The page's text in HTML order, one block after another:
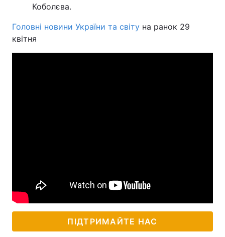
Коболєва.
Головні новини України та світу на ранок 29
квітня
ПІДТРИМАЙТЕ НАС